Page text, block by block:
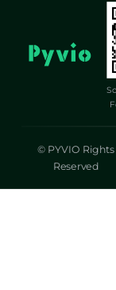
© PYVIO Rights
Reserved